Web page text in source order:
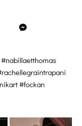
#fockan